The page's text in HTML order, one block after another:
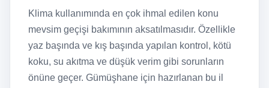
Klima kullanımında en çok ihmal edilen konu
mevsim geçişi bakımının aksatılmasıdır. Özellikle
yaz başında ve kış başında yapılan kontrol, kötü
koku, su akıtma ve düşük verim gibi sorunların
önüne geçer. Gümüşhane için hazırlanan bu il